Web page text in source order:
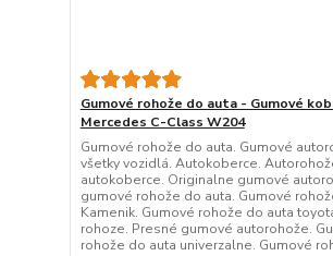
Gumové rohože do auta - Gumové
Mercedes C-Class W204
Gumové rohože do auta. Gumové
všetky vozidlá. Autokoberce.
autokoberce. Originalne gumové
gumové rohože do auta. Gumové
Kamenik. Gumové rohože do auta
rohoze. Presné gumové autorohože.
rohože do auta univerzalne. Gumové